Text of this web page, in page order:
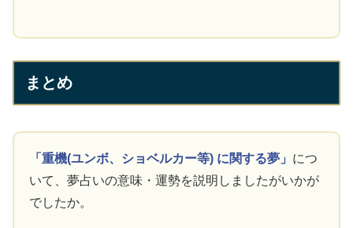
まとめ
「重機(ユンボ、ショベルカー等) に関する夢」 につ
いて、夢占いの意味・運勢を説明しましたがいかが
でしたか。